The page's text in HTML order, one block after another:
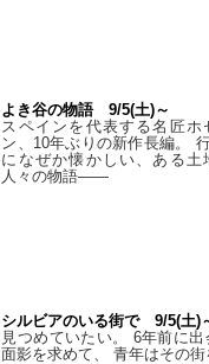
よき谷の物語 9/5(土)～
スペインを代表する名匠ホ
ン、10年ぶりの新作長編。
になぜか懐かしい、ある土
人々の物語――
シルビアのいる街で 9/5(土)
見つめていたい。 6年前に
面影を求めて、 青年はその街